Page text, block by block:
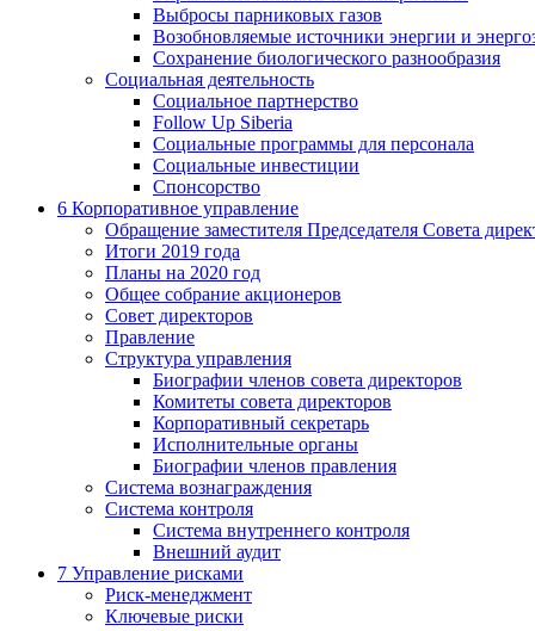
Выбросы парниковых газов
Возобновляемые источники энергии и
Сохранение биологического разнообразия
Социальная деятельность
Социальное партнерство
Follow Up Siberia
Социальные программы для персонала
Социальные инвестиции
Спонсорство
6 Корпоративное управление
Обращение заместителя Председателя Совета
Итоги 2019 года
Планы на 2020 год
Общее собрание акционеров
Совет директоров
Правление
Структура управления
Биографии членов совета директоров
Комитеты совета директоров
Корпоративный секретарь
Исполнительные органы
Биографии членов правления
Система вознаграждения
Система контроля
Система внутреннего контроля
Внешний аудит
7 Управление рисками
Риск-менеджмент
Ключевые риски